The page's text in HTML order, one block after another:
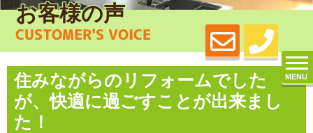
MENU
お客様の声
CUSTOMER'S VOICE
住みながらのリフォームでした
が、快適に過ごすことが出来まし
た！